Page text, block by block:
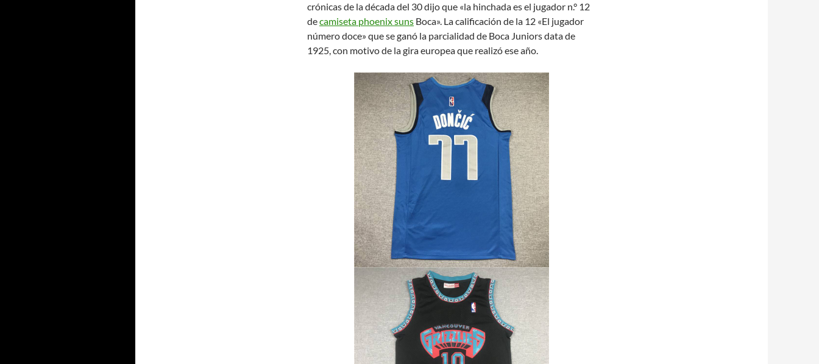
crónicas de la década del 30 dijo que «la hinchada es el jugador n.° 12
decamiseta phoenix suns Boca». La calificación de la 12 «El jugador
número doce» que se ganó la parcialidad de Boca Juniors data de
1925, con motivo de la gira europea que realizó ese año.